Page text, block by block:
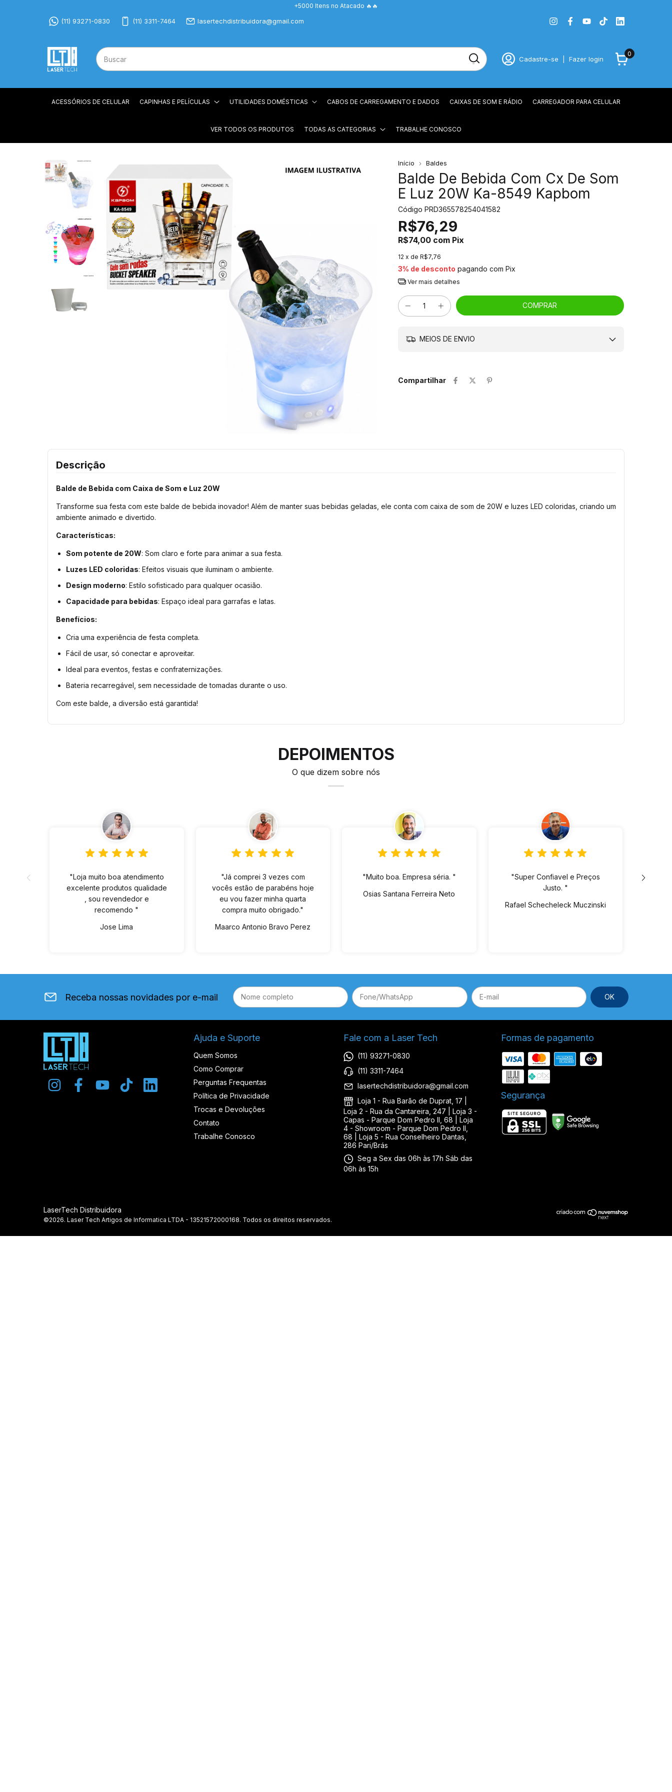
+5000 Itens no Atacado 🔥🔥
(11) 93271-0830 (11) 3311-7464 lasertechdistribuidora@gmail.com
Cadastre-se Fazer login
0
ACESSÓRIOS DE CELULAR CAPINHAS E PELÍCULAS UTILIDADES DOMÉSTICAS CABOS DE CARREGAMENTO E DADOS CAIXAS DE SOM E RÁDIO CARREGADOR PARA CELULAR
VER TODOS OS PRODUTOS TODAS AS CATEGORIAS TRABALHE CONOSCO
Início Baldes
Balde De Bebida Com Cx De Som
E Luz 20W Ka-8549 Kapbom
Código PRD365578254041582
R$76,29
R$74,00 com Pix
12 x de R$7,76
3% de desconto pagando com Pix
Ver mais detalhes
MEIOS DE ENVIO
Compartilhar
Descrição
Balde de Bebida com Caixa de Som e Luz 20W
Transforme sua festa com este balde de bebida inovador! Além de manter suas bebidas geladas, ele conta com caixa de som de 20W e luzes LED coloridas, criando um
ambiente animado e divertido.
Características:
Som potente de 20W: Som claro e forte para animar a sua festa.
Luzes LED coloridas: Efeitos visuais que iluminam o ambiente.
Design moderno: Estilo sofisticado para qualquer ocasião.
Capacidade para bebidas: Espaço ideal para garrafas e latas.
Benefícios:
Cria uma experiência de festa completa.
Fácil de usar, só conectar e aproveitar.
Ideal para eventos, festas e confraternizações.
Bateria recarregável, sem necessidade de tomadas durante o uso.
Com este balde, a diversão está garantida!
DEPOIMENTOS
O que dizem sobre nós
"Loja muito boa atendimento
excelente produtos qualidade
, sou revendedor e
recomendo "
Jose Lima
"Já comprei 3 vezes com
vocês estão de parabéns hoje
eu vou fazer minha quarta
compra muito obrigado."
Maarco Antonio Bravo Perez
"Muito boa. Empresa séria. "
Osias Santana Ferreira Neto
"Super Confiavel e Preços
Justo. "
Rafael Schecheleck Muczinski
Receba nossas novidades por e-mail
Ajuda e Suporte
Quem Somos
Como Comprar
Perguntas Frequentas
Política de Privacidade
Trocas e Devoluções
Contato
Trabalhe Conosco
Fale com a Laser Tech
(11) 93271-0830
(11) 3311-7464
lasertechdistribuidora@gmail.com
Loja 1 - Rua Barão de Duprat, 17 |
Loja 2 - Rua da Cantareira, 247 | Loja 3 -
Capas - Parque Dom Pedro II, 68 | Loja
4 - Showroom - Parque Dom Pedro II,
68 | Loja 5 - Rua Conselheiro Dantas,
286 Pari/Brás
Seg a Sex das 06h às 17h Sáb das
06h às 15h
Formas de pagamento
Segurança
LaserTech Distribuidora
©2026. Laser Tech Artigos de Informatica LTDA - 13521572000168. Todos os direitos reservados.